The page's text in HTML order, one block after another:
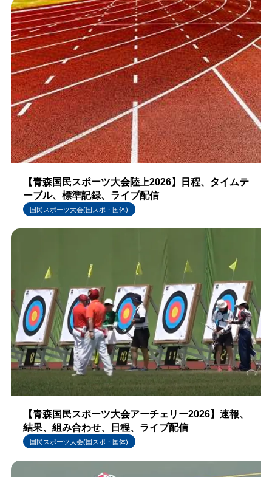
【青森国民スポーツ大会陸上2026】日程、タイムテ
ーブル、標準記録、ライブ配信
国民スポーツ大会(国スポ・国体)
【青森国民スポーツ大会アーチェリー2026】速報、
結果、組み合わせ、日程、ライブ配信
国民スポーツ大会(国スポ・国体)